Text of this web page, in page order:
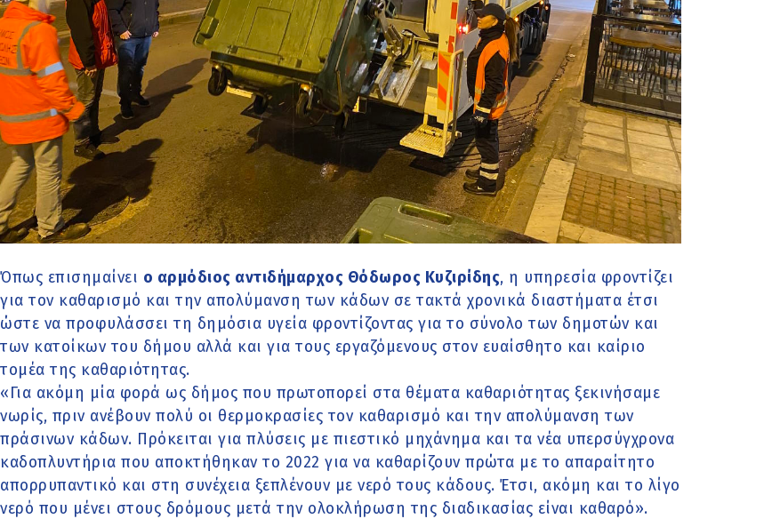
Όπως επισημαίνει ο αρμόδιος αντιδήμαρχος Θόδωρος Κυζιρίδης, η υπηρεσία φροντίζει
για τον καθαρισμό και την απολύμανση των κάδων σε τακτά χρονικά διαστήματα έτσι
ώστε να προφυλάσσει τη δημόσια υγεία φροντίζοντας για το σύνολο των δημοτών και
των κατοίκων του δήμου αλλά και για τους εργαζόμενους στον ευαίσθητο και καίριο
τομέα της καθαριότητας.
«Για ακόμη μία φορά ως δήμος που πρωτοπορεί στα θέματα καθαριότητας ξεκινήσαμε
νωρίς, πριν ανέβουν πολύ οι θερμοκρασίες τον καθαρισμό και την απολύμανση των
πράσινων κάδων. Πρόκειται για πλύσεις με πιεστικό μηχάνημα και τα νέα υπερσύγχρονα
καδοπλυντήρια που αποκτήθηκαν το 2022 για να καθαρίζουν πρώτα με το απαραίτητο
απορρυπαντικό και στη συνέχεια ξεπλένουν με νερό τους κάδους. Έτσι, ακόμη και το λίγο
νερό που μένει στους δρόμους μετά την ολοκλήρωση της διαδικασίας είναι καθαρό».